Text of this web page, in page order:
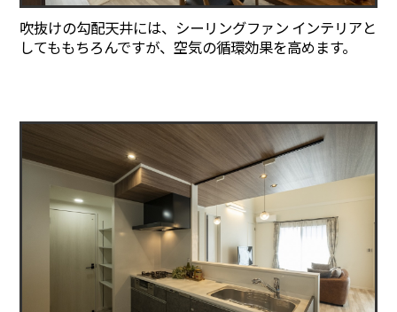
吹抜けの勾配天井には、シーリングファン インテリアと
してももちろんですが、空気の循環効果を高めます。